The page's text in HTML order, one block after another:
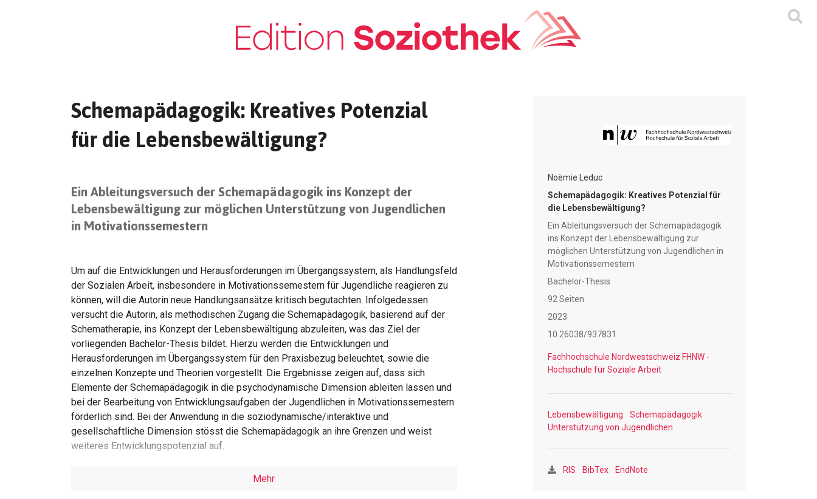
Schemapädagogik: Kreatives Potenzial
für die Lebensbewältigung?
Ein Ableitungsversuch der Schemapädagogik ins Konzept der
Lebensbewältigung zur möglichen Unterstützung von Jugendlichen
in Motivationssemestern
Um auf die Entwicklungen und Herausforderungen im Übergangssystem, als Handlungsfeld
der Sozialen Arbeit, insbesondere in Motivationssemestern für Jugendliche reagieren zu
können, will die Autorin neue Handlungsansätze kritisch begutachten. Infolgedessen
versucht die Autorin, als methodischen Zugang die Schemapädagogik, basierend auf der
Schematherapie, ins Konzept der Lebensbewältigung abzuleiten, was das Ziel der
vorliegenden Bachelor-Thesis bildet. Hierzu werden die Entwicklungen und
Herausforderungen im Übergangssystem für den Praxisbezug beleuchtet, sowie die
einzelnen Konzepte und Theorien vorgestellt. Die Ergebnisse zeigen auf, dass sich
Elemente der Schemapädagogik in die psychodynamische Dimension ableiten lassen und
bei der Bearbeitung von Entwicklungsaufgaben der Jugendlichen in Motivationssemestern
förderlich sind. Bei der Anwendung in die soziodynamische/interaktive und
gesellschaftliche Dimension stösst die Schemapädagogik an ihre Grenzen und weist
weiteres Entwicklungspotenzial auf.
Mehr
Noëmie Leduc
Schemapädagogik: Kreatives Potenzial für
die Lebensbewältigung?
Ein Ableitungsversuch der Schemapädagogik
ins Konzept der Lebensbewältigung zur
möglichen Unterstützung von Jugendlichen in
Motivationssemestern
Bachelor-Thesis
92 Seiten
2023
10.26038/937831
Fachhochschule Nordwestschweiz FHNW -
Hochschule für Soziale Arbeit
Lebensbewältigung
Schemapädagogik
Unterstützung von Jugendlichen
RIS BibTex EndNote